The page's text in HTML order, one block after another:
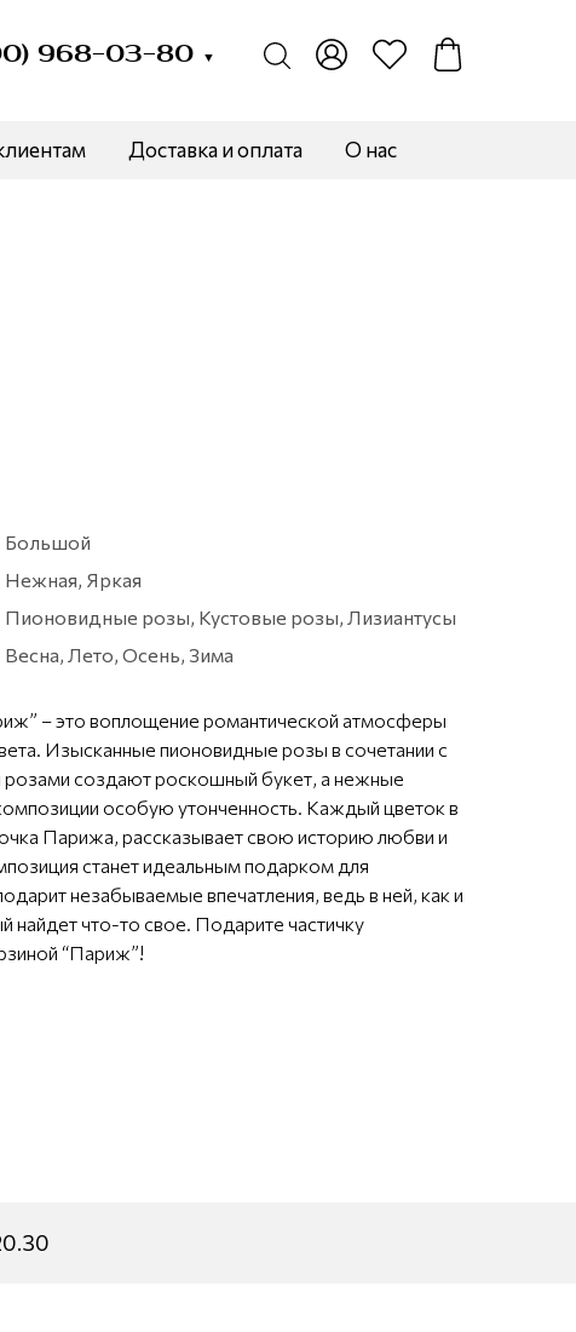
968-03-80 ▼
Доставка и оплата О нас
Большой
Нежная, Яркая
Пионовидные розы, Кустовые розы, Лизиантусы
Весна, Лето, Осень, Зима
– это воплощение романтической атмосферы
Изысканные пионовидные розы в сочетании с
создают роскошный букет, а нежные
особую утонченность. Каждый цветок в
Парижа, рассказывает свою историю любви и
станет идеальным подарком для
незабываемые впечатления, ведь в ней, как и
что-то свое. Подарите частичку
“Париж”!